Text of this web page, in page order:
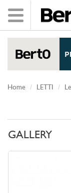
Toggle
navigation
Home LETTI
GALLERY